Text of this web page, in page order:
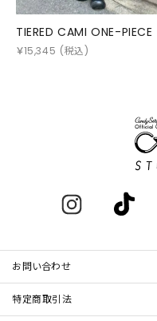
TIERED CAMI ONE-PIECE
￥15,345 (税込)
お問い合わせ
特定商取引法